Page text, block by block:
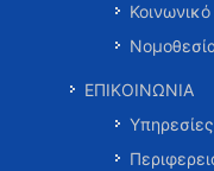
ΕΠΙΚΟΙΝΩΝΙΑ